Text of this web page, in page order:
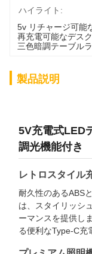
ハイライト:
5v リチャージ可能
再充電可能なデス
三色暗調テーブル
製品説明
5V充電式LED
調光機能付き
レトロスタイル
耐久性のあるABS
は、スタイリッシ
ーマンスを提供し
る便利なType-C充